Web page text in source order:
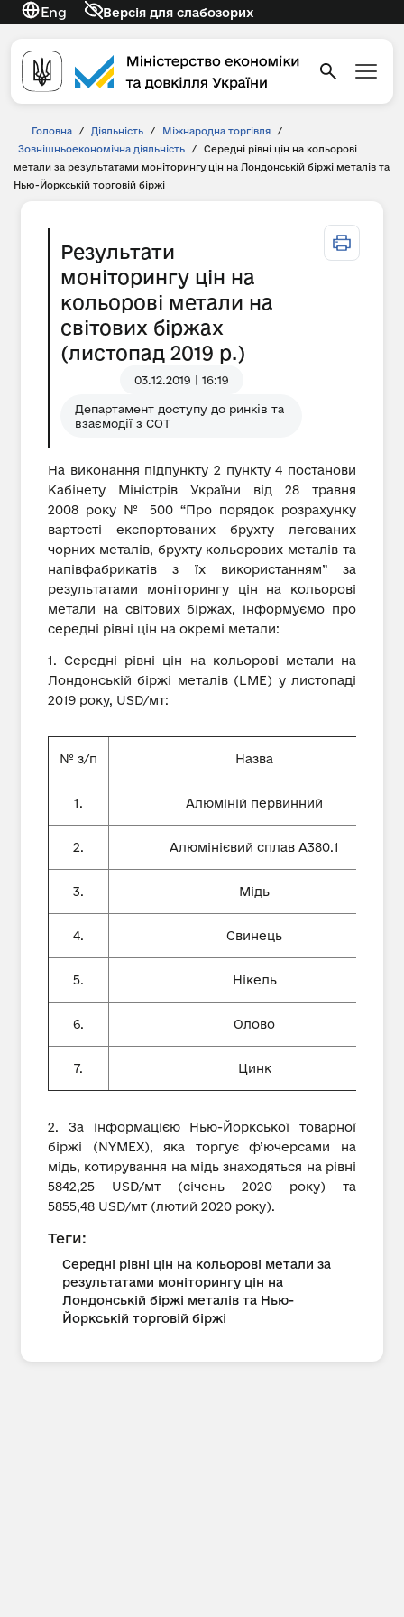
Eng Версія для слабозорих
Головна / Діяльність / Міжнародна торгівля
/
Зовнішньоекономічна діяльність
/
Середні рівні цін на кольорові
метали за результатами моніторингу цін на Лондонській біржі металів та
Нью-Йоркській торговій біржі
Результати
моніторингу цін на
кольорові метали на
світових біржах
(листопад 2019 р.)
03.12.2019 | 16:19
Департамент доступу до ринків та
взаємодії з СОТ
На виконання підпункту 2 пункту 4 постанови
Кабінету Міністрів України від 28 травня
2008 року № 500 “Про порядок розрахунку
вартості експортованих брухту легованих
чорних металів, брухту кольорових металів та
напівфабрикатів з їх використанням” за
результатами моніторингу цін на кольорові
метали на світових біржах, інформуємо про
середні рівні цін на окремі метали:
1. Середні рівні цін на кольорові метали на
Лондонській біржі металів (LME) у листопаді
2019 року, USD/мт:
№ з/п Назва
1. Алюміній первинний
2. Алюмінієвий сплав А380.1
3. Мідь
4. Свинець
5. Нікель
6. Олово
7. Цинк
2. За інформацією Нью-Йоркської товарної
біржі (NYMEX), яка торгує ф’ючерсами на
мідь, котирування на мідь знаходяться на рівні
5842,25 USD/мт (січень 2020 року) та
5855,48 USD/мт (лютий 2020 року).
Теги:
Середні рівні цін на кольорові метали за
результатами моніторингу цін на
Лондонській біржі металів та Нью-
Йоркській торговій біржі